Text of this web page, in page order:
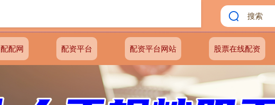
配配网 配资平台 配资平台网站 股票在线配资